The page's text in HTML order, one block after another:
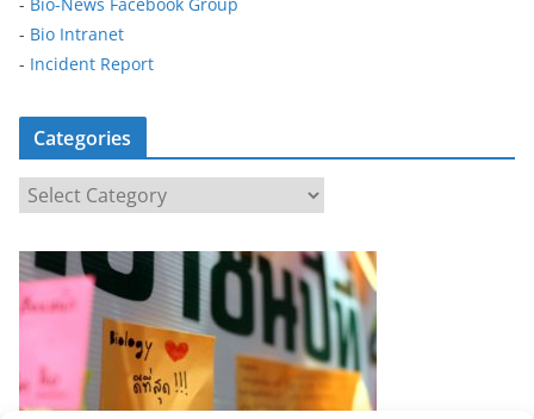
- Bio Intranet
- Incident Report
Categories
a
t
e
g
i